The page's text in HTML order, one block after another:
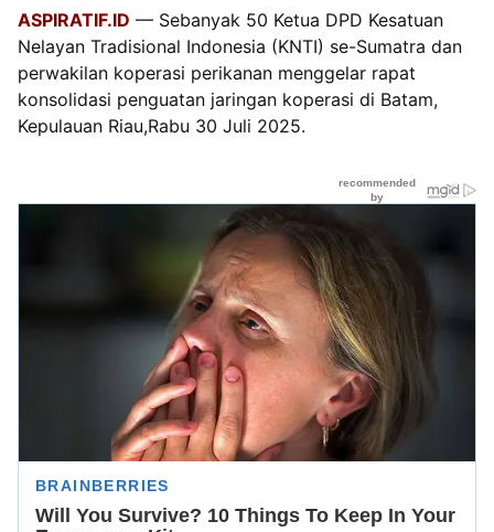
ASPIRATIF.ID — Sebanyak 50 Ketua DPD Kesatuan
Nelayan Tradisional Indonesia (KNTI) se-Sumatra dan
perwakilan koperasi perikanan menggelar rapat
konsolidasi penguatan jaringan koperasi di Batam,
Kepulauan Riau,Rabu 30 Juli 2025.